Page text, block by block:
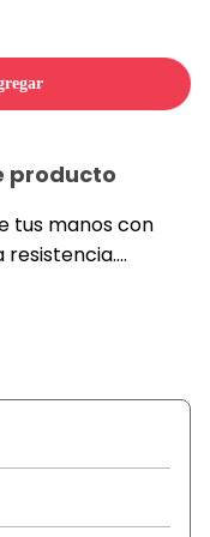
producto
tus manos con
agarre, cuenta
Su
control de tus
desde 5